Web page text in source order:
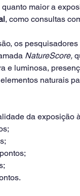
maior a
, como consultas
os
NatureScore,
e luminosa,
naturais
da exposição